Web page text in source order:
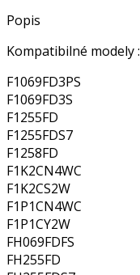
Popis
Kompatibilné modely :
F1069FD3PS
F1069FD3S
F1255FD
F1255FDS7
F1258FD
F1K2CN4WC
F1K2CS2W
F1P1CN4WC
F1P1CY2W
FH069FDFS
FH255FD